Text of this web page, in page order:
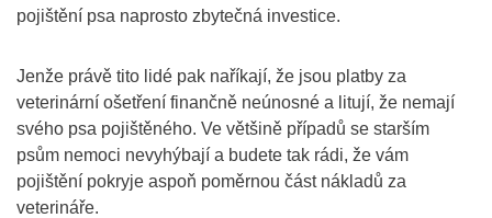
pojištění psa naprosto zbytečná investice.
Jenže právě tito lidé pak naříkají, že jsou platby za
veterinární ošetření finančně neúnosné a litují, že nemají
svého psa pojištěného. Ve většině případů se starším
psům nemoci nevyhýbají a budete tak rádi, že vám
pojištění pokryje aspoň poměrnou část nákladů za
veterináře.